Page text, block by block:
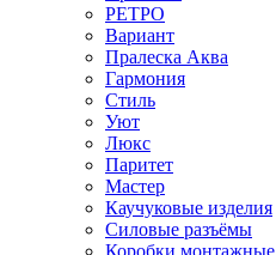
РЕТРО
Вариант
Пралеска Аква
Гармония
Стиль
Уют
Люкс
Паритет
Мастер
Каучуковые изделия
Силовые разъёмы
Коробки монтажные